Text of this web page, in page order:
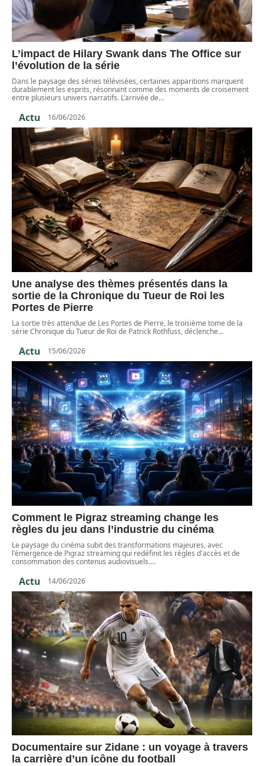
L’impact de Hilary Swank dans The Office sur
l’évolution de la série
Dans le paysage des séries télévisées, certaines apparitions marquent
durablement les esprits, résonnant comme des moments de croisement
entre plusieurs univers narratifs. L’arrivée de…
Actu 16/06/2026
Une analyse des thèmes présentés dans la
sortie de la Chronique du Tueur de Roi les
Portes de Pierre
La sortie très attendue de Les Portes de Pierre, le troisième tome de la
série Chronique du Tueur de Roi de Patrick Rothfuss, déclenche…
Actu 15/06/2026
Comment le Pigraz streaming change les
règles du jeu dans l’industrie du cinéma
Le paysage du cinéma subit des transformations majeures, avec
l'émergence de Pigraz streaming qui redéfinit les règles d'accès et de
consommation des contenus audiovisuels.…
Actu 14/06/2026
Documentaire sur Zidane : un voyage à travers
la carrière d’un icône du football